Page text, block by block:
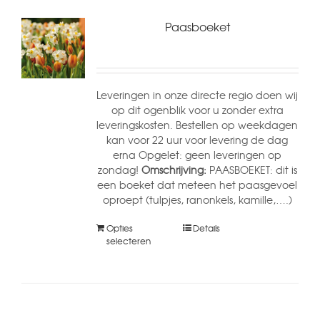
Paasboeket
Leveringen in onze directe regio doen wij
op dit ogenblik voor u zonder extra
leveringskosten. Bestellen op weekdagen
kan voor 22 uur voor levering de dag
erna Opgelet: geen leveringen op
zondag! Omschrijving: PAASBOEKET: dit is
een boeket dat meteen het paasgevoel
oproept (tulpjes, ranonkels, kamille,….)
Opties
selecteren
Details